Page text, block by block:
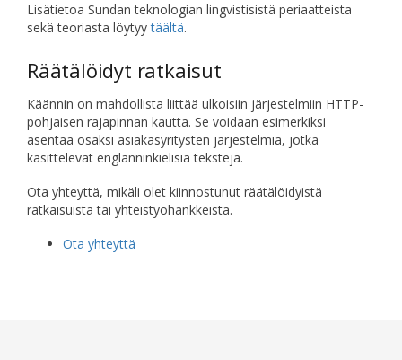
Lisätietoa Sundan teknologian lingvistisistä periaatteista
sekä teoriasta löytyytäältä.
Räätälöidyt ratkaisut
Käännin on mahdollista liittää ulkoisiin järjestelmiin HTTP-
pohjaisen rajapinnan kautta. Se voidaan esimerkiksi
asentaa osaksi asiakasyritysten järjestelmiä, jotka
käsittelevät englanninkielisiä tekstejä.
Ota yhteyttä, mikäli olet kiinnostunut räätälöidyistä
ratkaisuista tai yhteistyöhankkeista.
Ota yhteyttä